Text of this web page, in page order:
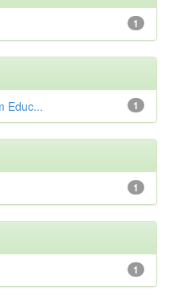
1
1
Educ...
1
1